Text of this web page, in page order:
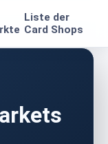
Liste der
Card Shops